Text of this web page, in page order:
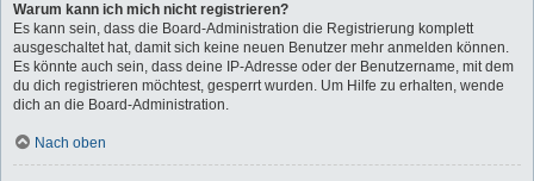
Warum kann ich mich nicht registrieren?
Es kann sein, dass die Board-Administration die Registrierung komplett
ausgeschaltet hat, damit sich keine neuen Benutzer mehr anmelden können.
Es könnte auch sein, dass deine IP-Adresse oder der Benutzername, mit dem
du dich registrieren möchtest, gesperrt wurden. Um Hilfe zu erhalten, wende
dich an die Board-Administration.
Nach oben